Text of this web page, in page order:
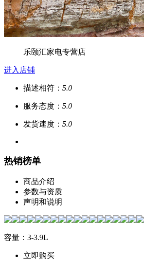
乐颐汇家电专营店
进入店铺
描述相符： 5.0
服务态度： 5.0
发货速度： 5.0
热销榜单
商品介绍
参数与资质
声明和说明
容量：3-3.9L
立即购买